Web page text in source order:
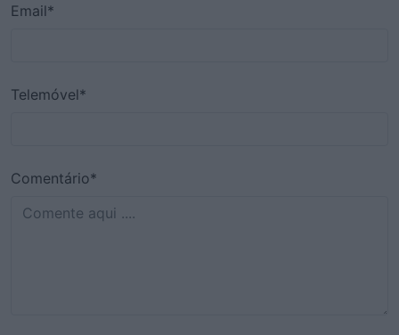
Email*
Telemóvel*
Comentário*